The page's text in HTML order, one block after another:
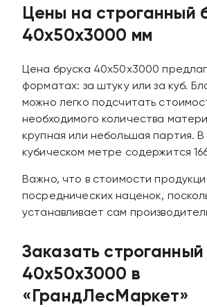
Цены на строганный
40х50х3000 мм
Цена бруска 40х50х3000
форматах: за штуку или за куб.
можно легко подсчитать
необходимого количества
крупная или небольшая партия.
кубическом метре содержится
Важно, что в стоимости
посреднических наценок,
устанавливает сам
Заказать
40х50х3000 в
«ГрандЛесМаркет»